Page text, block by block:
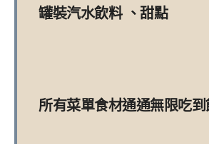
罐裝汽水飲料 、甜點
所有菜單食材通通無限吃到